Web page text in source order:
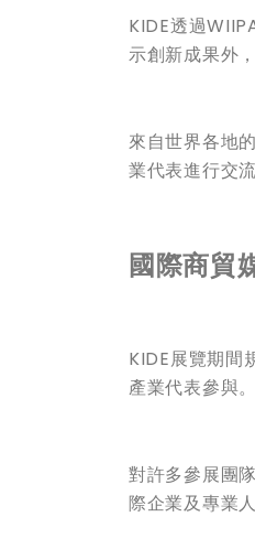
KIDE透過
示創新成果外
來自世界各地
業代表進行交
國際商貿
KIDE展覽期間
產業代表參與
對許多參展團
際企業及專業